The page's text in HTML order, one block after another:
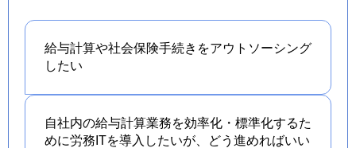
給与計算や社会保険手続きをアウトソーシング
したい
自社内の給与計算業務を効率化・標準化するた
めに労務ITを導入したいが、どう進めればいい